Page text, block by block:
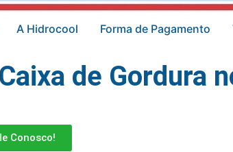
A Hidrocool Forma de Pagamento
de Gordura
Conosco!